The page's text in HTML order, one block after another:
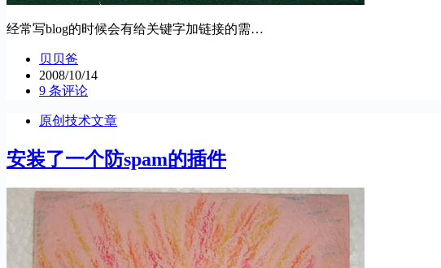
经常写blog的时候会有给关键字加链接的需…
贝贝爸
2008/10/14
9 条评论
原创技术文章
安装了一个防spam的插件